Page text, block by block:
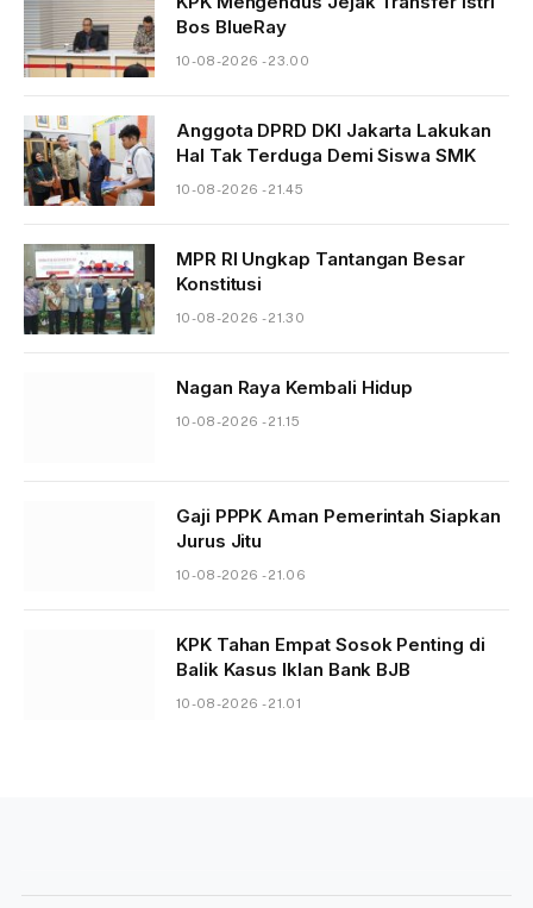
Bos BlueRay
10-08-2026 - 23.00
Anggota DPRD DKI Jakarta Lakukan
Hal Tak Terduga Demi Siswa SMK
10-08-2026 - 21.45
MPR RI Ungkap Tantangan Besar
Konstitusi
10-08-2026 - 21.30
Nagan Raya Kembali Hidup
10-08-2026 - 21.15
Gaji PPPK Aman Pemerintah Siapkan
Jurus Jitu
10-08-2026 - 21.06
KPK Tahan Empat Sosok Penting di
Balik Kasus Iklan Bank BJB
10-08-2026 - 21.01